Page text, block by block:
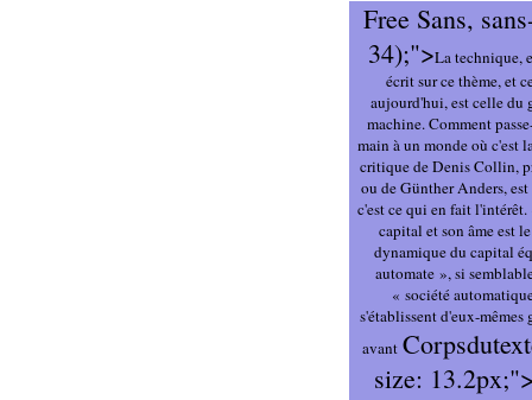
Free Sans,
34);">La technique,
écrit sur ce thème, et
aujourd'hui, est celle du
machine. Comment
main à un monde où
critique de Denis Collin,
ou de Günther Anders,
c'est ce qui en fait
capital et son âme est
dynamique du capital
automate », si
« société
s'établissent d'eux-mêmes
avant
size: